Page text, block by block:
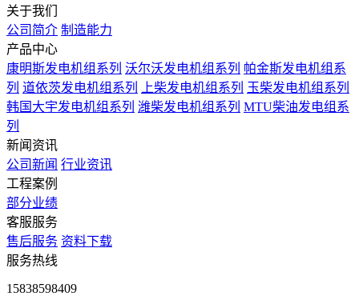
关于我们
公司简介 制造能力
产品中心
康明斯发电机组系列 沃尔沃发电机组系列 帕金斯发电机组系
列 道依茨发电机组系列 上柴发电机组系列 玉柴发电机组系列
韩国大宇发电机组系列 潍柴发电机组系列 MTU柴油发电组系
列
新闻资讯
公司新闻 行业资讯
工程案例
部分业绩
客服服务
售后服务 资料下载
服务热线
15838598409